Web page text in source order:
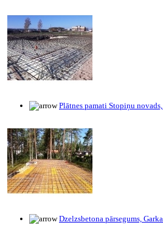
Plātnes pamati Stopiņu
Dzelzsbetona pārsegums,